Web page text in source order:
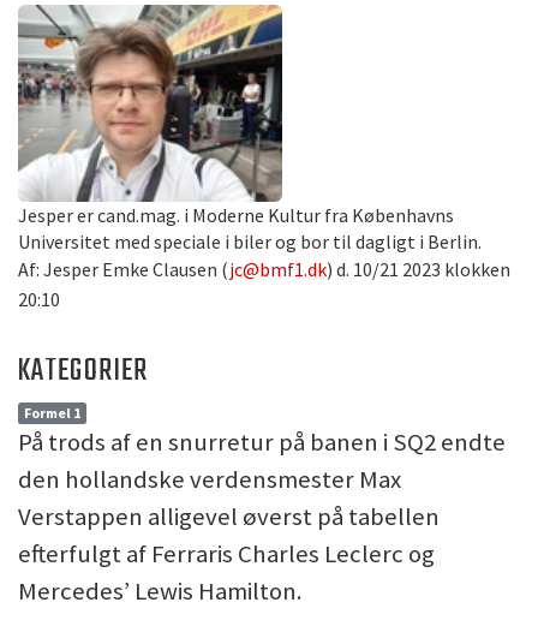
Jesper er cand.mag. i Moderne Kultur fra Københavns
Universitet med speciale i biler og bor til dagligt i Berlin.
Af: Jesper Emke Clausen (jc@bmf1.dk) d. 10/21 2023 klokken
20:10
KATEGORIER
Formel 1
På trods af en snurretur på banen i SQ2 endte
den hollandske verdensmester Max
Verstappen alligevel øverst på tabellen
efterfulgt af Ferraris Charles Leclerc og
Mercedes’ Lewis Hamilton.